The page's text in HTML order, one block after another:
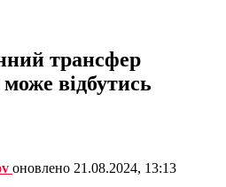
трансфер
відбутись
оновлено 21.08.2024, 13:13